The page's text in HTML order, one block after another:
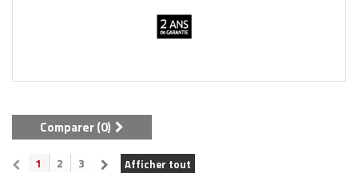
Comparer (0)
Afficher tout
1 2 3